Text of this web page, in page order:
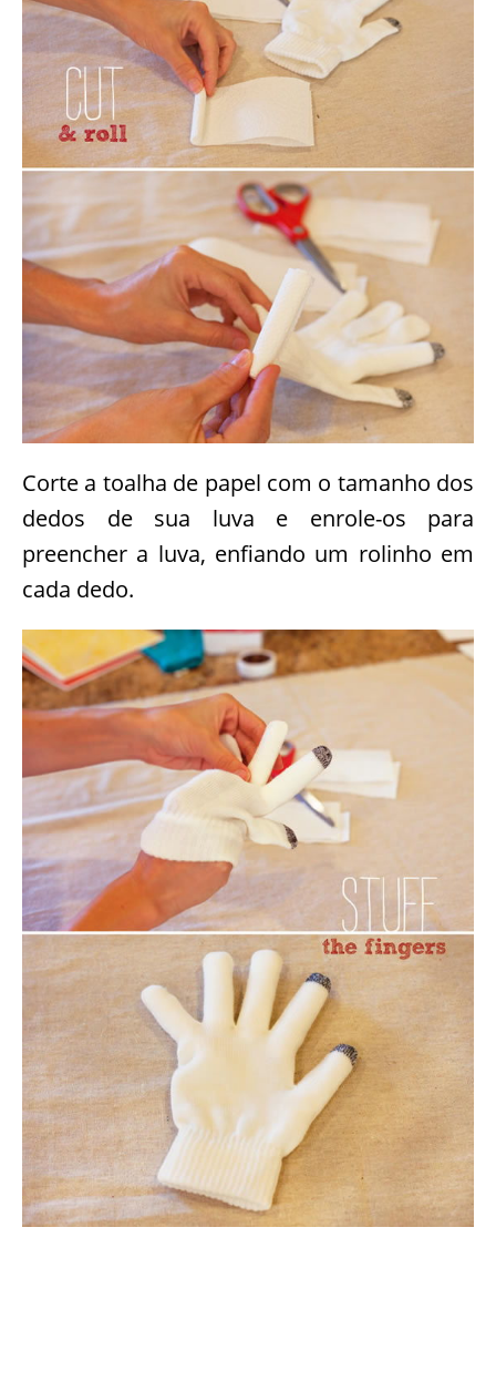
Corte a toalha de papel com o tamanho dos
dedos de sua luva e enrole-os para
preencher a luva, enfiando um rolinho em
cada dedo.